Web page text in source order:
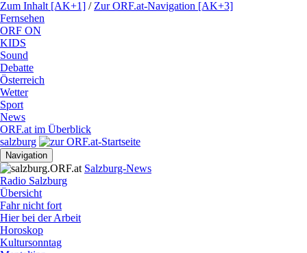
Zum Inhalt [AK+1] / Zur ORF.at-Navigation [AK+3]
Fernsehen
ORF ON
KIDS
Sound
Debatte
Österreich
Wetter
Sport
News
ORF.at im Überblick
salzburg
Navigation
Salzburg-News
Radio Salzburg
Übersicht
Fahr nicht fort
Hier bei der Arbeit
Horoskop
Kultursonntag